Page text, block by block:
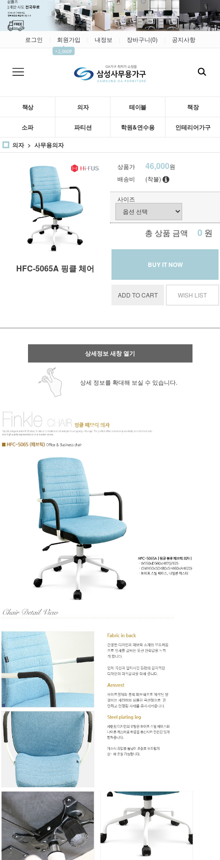
로그인 회원가입
▲
+2,000P
내정보 장바구니(0) 공지사항
책상 의자 테이블 책장
소파 파티션 학원&연수용
인테리어가구
의자
사무용의자
HFC-5065A 핑클 체어
상품가 46,000원
배송비
(착불)
사이즈
총 상품 금액 0 원
BUY IT NOW
ADD TO CART WISH LIST
상세정보 새창 열기
상세 정보를 확대해 보실 수 있습니다.